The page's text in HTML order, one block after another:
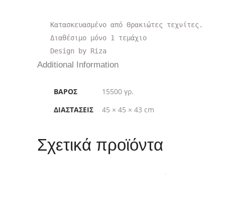
Κατασκευασμένο από Θρακιώτες τεχνίτες.
Διαθέσιμο μόνο 1 τεμάχιο
Design by Riza
Additional Information
ΒΆΡΟΣ
15500 γρ.
ΔΙΑΣΤΆΣΕΙΣ
45 × 45 × 43 cm
Σχετικά προϊόντα